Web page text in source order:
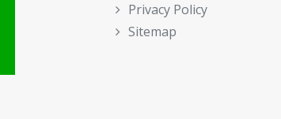
Privacy Policy
Sitemap